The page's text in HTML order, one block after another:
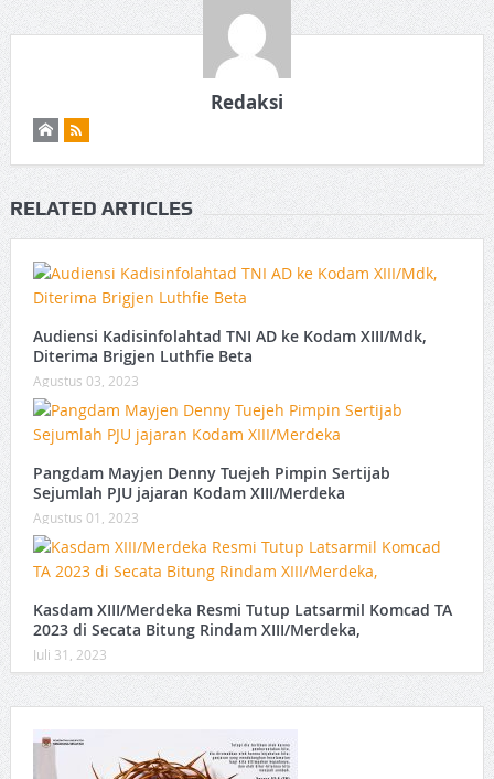
Redaksi
RELATED ARTICLES
Audiensi Kadisinfolahtad TNI AD ke Kodam XIII/Mdk,
Diterima Brigjen Luthfie Beta
Agustus 03, 2023
Pangdam Mayjen Denny Tuejeh Pimpin Sertijab
Sejumlah PJU jajaran Kodam XIII/Merdeka
Agustus 01, 2023
Kasdam XIII/Merdeka Resmi Tutup Latsarmil Komcad TA
2023 di Secata Bitung Rindam XIII/Merdeka,
Juli 31, 2023